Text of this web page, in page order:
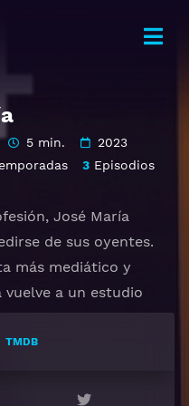
5 min.
2023
3 Episodios
José María
de sus oyentes.
más mediático y
a un estudio
su pasado y
clave de su
de los transistores a
TMDB